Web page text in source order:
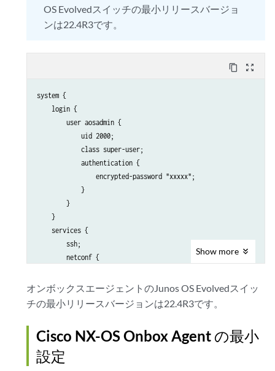
OS Evolvedスイッチの最小リリースバージョ
ンは22.4R3です。
content_copy zoom_out_map
system {
    login {
        user aosadmin {
            uid 2000;
            class super-user;
            authentication {
                encrypted-password "xxxxx";
            }
        }
    }
    services {
        ssh;
        netconf {
        }
    }
    management-instance;
interfaces {
    em0 {
        unit 0 {
Show more
オンボックスエージェントのJunos OS Evolvedスイッ
チの最小リリースバージョンは22.4R3です。
Cisco NX-OS Onbox Agent の最小
設定